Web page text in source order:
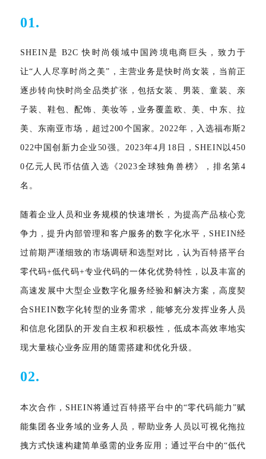
01.
SHEIN是 B2C 快时尚领域中国跨境电商巨头，致力于
让“人人尽享时尚之美”，主营业务是快时尚女装，当前正
逐步转向快时尚全品类扩张，包括女装、男装、童装、亲
子装、鞋包、配饰、美妆等，业务覆盖欧、美、中东、拉
美、东南亚市场，超过200个国家。2022年，入选福布斯2
022中国创新力企业50强。2023年4月18日，SHEIN以450
0亿元人民币估值入选《2023全球独角兽榜》，排名第4
名。
随着企业人员和业务规模的快速增长，为提高产品核心竞
争力，提升内部管理和客户服务的数字化水平，SHEIN经
过前期严谨细致的市场调研和选型对比，认为百特搭平台
零代码+低代码+专业代码的一体化优势特性，以及丰富的
高速发展中大型企业数字化服务经验和解决方案，高度契
合SHEIN数字化转型的业务需求，能够充分发挥业务人员
和信息化团队的开发自主权和积极性，低成本高效率地实
现大量核心业务应用的随需搭建和优化升级。
02.
本次合作，SHEIN将通过百特搭平台中的“零代码能力”赋
能集团各业务域的业务人员，帮助业务人员以可视化拖拉
拽方式快速构建简单亟需的业务应用；通过平台中的“低代